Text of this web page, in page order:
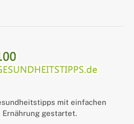
mit einfachen
Ernährung gestartet.